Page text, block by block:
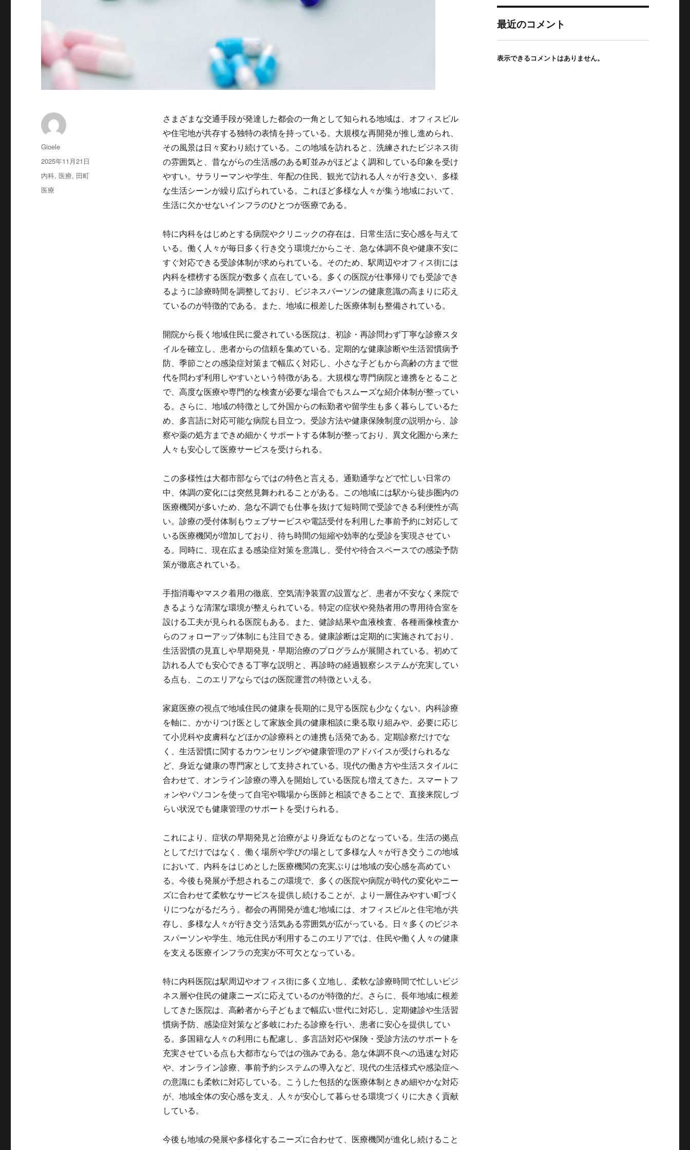
さまざまな交通手段が発達した都会の一角として知られる地域は、オフィスビル
や住宅地が共存する独特の表情を持っている。 大規模な再開発が推し進められ、
その風景は日々変わり続けている。この地域を訪れると、洗練されたビジネス街
の雰囲気と、昔ながらの生活感のある町並みがほどよく調和している印象を受け
やすい。サラリーマンや学生、年配の住民、観光で訪れる人々が行き交い、多様
な生活シーンが繰り広げられている。これほど多様な人々が集う地域において、
生活に欠かせないインフラのひとつが医療である。
特に内科をはじめとする病院やクリニックの存在は、日常生活に安心感を与えて
いる。働く人々が毎日多く行き交う環境だからこそ、急な体調不良や健康不安に
すぐ対応できる受診体制が求められている。そのため、駅周辺やオフィス街には
内科を標榜する医院が数多く点在している。多くの医院が仕事帰りでも受診でき
るように診療時間を調整しており、ビジネスパーソンの健康意識の高まりに応え
ているのが特徴的である。また、地域に根差した医療体制も整備されている。
開院から長く地域住民に愛されている医院は、初診・再診問わず丁寧な診療スタ
イルを確立し、患者からの信頼を集めている。定期的な健康診断や生活習慣病予
防、季節ごとの感染症対策まで幅広く対応し、小さな子どもから高齢の方まで世
代を問わず利用しやすいという特徴がある。大規模な専門病院と連携をとること
で、高度な医療や専門的な検査が必要な場合でもスムーズな紹介体制が整ってい
る。さらに、地域の特徴として外国からの転勤者や留学生も多く暮らしているた
め、多言語に対応可能な病院も目立つ。受診方法や健康保険制度の説明から、診
察や薬の処方まできめ細かくサポートする体制が整っており、異文化圏から来た
人々も安心して医療サービスを受けられる。
この多様性は大都市部ならではの特色と言える。通勤通学などで忙しい日常の
中、体調の変化には突然見舞われることがある。この地域には駅から徒歩圏内の
医療機関が多いため、急な不調でも仕事を抜けて短時間で受診できる利便性が高
い。診療の受付体制もウェブサービスや電話受付を利用した事前予約に対応して
いる医療機関が増加しており、待ち時間の短縮や効率的な受診を実現させてい
る。同時に、現在広まる感染症対策を意識し、受付や待合スペースでの感染予防
策が徹底されている。
手指消毒やマスク着用の徹底、空気清浄装置の設置など、患者が不安なく来院で
きるような清潔な環境が整えられている。特定の症状や発熱者用の専用待合室を
設ける工夫が見られる医院もある。また、健診結果や血液検査、各種画像検査か
らのフォローアップ体制にも注目できる。健康診断は定期的に実施されており、
生活習慣の見直しや早期発見・早期治療のプログラムが展開されている。初めて
訪れる人でも安心できる丁寧な説明と、再診時の経過観察システムが充実してい
る点も、このエリアならではの医院運営の特徴といえる。
家庭医療の視点で地域住民の健康を長期的に見守る医院も少なくない。内科診療
を軸に、かかりつけ医として家族全員の健康相談に乗る取り組みや、必要に応じ
て小児科や皮膚科などほかの診療科との連携も活発である。定期診察だけでな
く、生活習慣に関するカウンセリングや健康管理のアドバイスが受けられるな
ど、身近な健康の専門家として支持されている。現代の働き方や生活スタイルに
合わせて、オンライン診療の導入を開始している医院も増えてきた。スマートフ
ォンやパソコンを使って自宅や職場から医師と相談できることで、直接来院しづ
らい状況でも健康管理のサポートを受けられる。
これにより、症状の早期発見と治療がより身近なものとなっている。生活の拠点
としてだけではなく、働く場所や学びの場として多様な人々が行き交うこの地域
において、内科をはじめとした医療機関の充実ぶりは地域の安心感を高めてい
る。今後も発展が予想されるこの環境で、多くの医院や病院が時代の変化やニー
ズに合わせて柔軟なサービスを提供し続けることが、より一層住みやすい町づく
りにつながるだろう。都会の再開発が進む地域には、オフィスビルと住宅地が共
存し、多様な人々が行き交う活気ある雰囲気が広がっている。日々多くのビジネ
スパーソンや学生、地元住民が利用するこのエリアでは、住民や働く人々の健康
を支える医療インフラの充実が不可欠となっている。
特に内科医院は駅周辺やオフィス街に多く立地し、柔軟な診療時間で忙しいビジ
ネス層や住民の健康ニーズに応えているのが特徴的だ。さらに、長年地域に根差
してきた医院は、高齢者から子どもまで幅広い世代に対応し、定期健診や生活習
慣病予防、感染症対策など多岐にわたる診療を行い、患者に安心を提供してい
る。多国籍な人々の利用にも配慮し、多言語対応や保険・受診方法のサポートを
充実させている点も大都市ならではの強みである。急な体調不良への迅速な対応
や、オンライン診療、事前予約システムの導入など、現代の生活様式や感染症へ
の意識にも柔軟に対応している。こうした包括的な医療体制ときめ細やかな対応
が、地域全体の安心感を支え、人々が安心して暮らせる環境づくりに大きく貢献
している。
今後も地域の発展や多様化するニーズに合わせて、医療機関が進化し続けること
投
稿
Gioele
投
稿
日:
2025年11月21日
カ
テ
ゴ
内科,医療, 田町
タ
医療
最近のコメント
表示できるコメントはありません。